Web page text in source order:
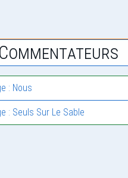
: Nous
: Seuls Sur Le Sable